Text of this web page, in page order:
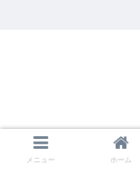
メニュー ホーム